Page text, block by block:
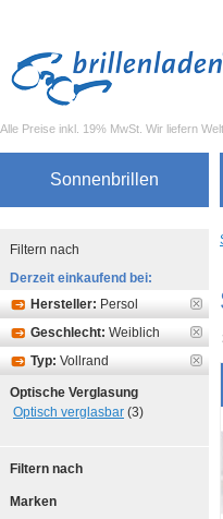
Alle Preise inkl. 19% MwSt. Wir liefern
Sonnenbrillen
Filtern nach
Derzeit einkaufend bei:
Hersteller: Persol
Geschlecht: Weiblich
Typ: Vollrand
Optische Verglasung
Optisch verglasbar (3)
Filtern nach
Marken